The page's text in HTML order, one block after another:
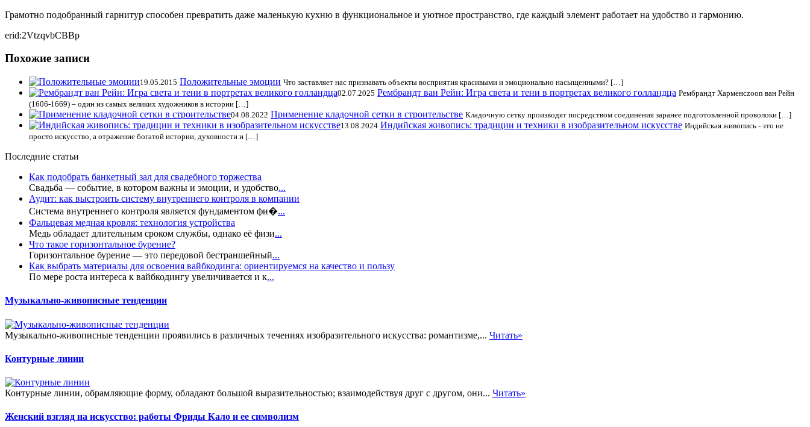
Грамотно подобранный гарнитур способен превратить даже маленькую кухню в функциональное и уютное пространство, где каждый элемент работает на удобство и гармонию.
erid:2VtzqvbCBBp
Похожие записи
19.05.2015 Положительные эмоции Что заставляет нас признавать объекты восприятия красивыми и эмоционально насыщенными? […]
02.07.2025 Рембрандт ван Рейн: Игра света и тени в портретах великого голландца Рембрандт Харменсzoon ван Рейн
(1606-1669) – один из самых великих художников в истории […]
04.08.2022 Применение кладочной сетки в строительстве Кладочную сетку производят посредством соединения заранее подготовленной проволоки […]
13.08.2024 Индийская живопись: традиции и техники в изобразительном искусстве Индийская живопись - это не
просто искусство, а отражение богатой истории, духовности и […]
Последние статьи
Как подобрать банкетный зал для свадебного торжества
Свадьба — событие, в котором важны и эмоции, и удобство...
Аудит: как выстроить систему внутреннего контроля в компании
Система внутреннего контроля является фундаментом фи�...
Фальцевая медная кровля: технология устройства
Медь обладает длительным сроком службы, однако её физи...
Что такое горизонтальное бурение?
Горизонтальное бурение — это передовой бестраншейный...
Как выбрать материалы для освоения вайбкодинга: ориентируемся на качество и пользу
По мере роста интереса к вайбкодингу увеличивается и к...
Музыкально-живописные тенденции
Музыкально-живописные тенденции проявились в различных течениях изобразительного искусства: романтизме,... Читать»
Контурные линии
Контурные линии, обрамляющие форму, обладают большой выразительностью; взаимодействуя друг с другом, они... Читать»
Женский взгляд на искусство: работы Фриды Кало и ее символизм